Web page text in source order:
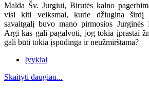
Malda Šv. Jurgiui, Birutės kalno
visi kiti veiksmai, kurie džiugina širdį
savaitgalį buvo mano pirmosios Jurginės
Argi kas gali pagalvoti, jog tokia įprastai
gali būti tokia įspūdinga ir neužmirštama?
Įvykiai
Skaityti daugiau...